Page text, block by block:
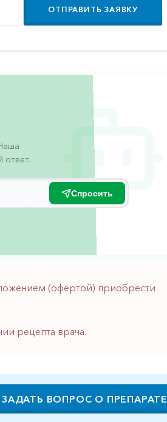
ОТПРАВИТЬ ЗАЯВКУ
ответ.
Спросить
(офертой) приобрести
рецепта врача.
ЗАДАТЬ ВОПРОС О ПРЕПАРАТЕ